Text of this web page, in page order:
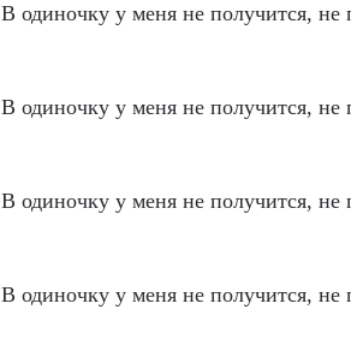
В одиночку у меня не получится, не
В одиночку у меня не получится, не
В одиночку у меня не получится, не
В одиночку у меня не получится, не